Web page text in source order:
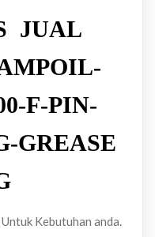
JUAL
F-PIN-
GREASE
Kebutuhan anda.